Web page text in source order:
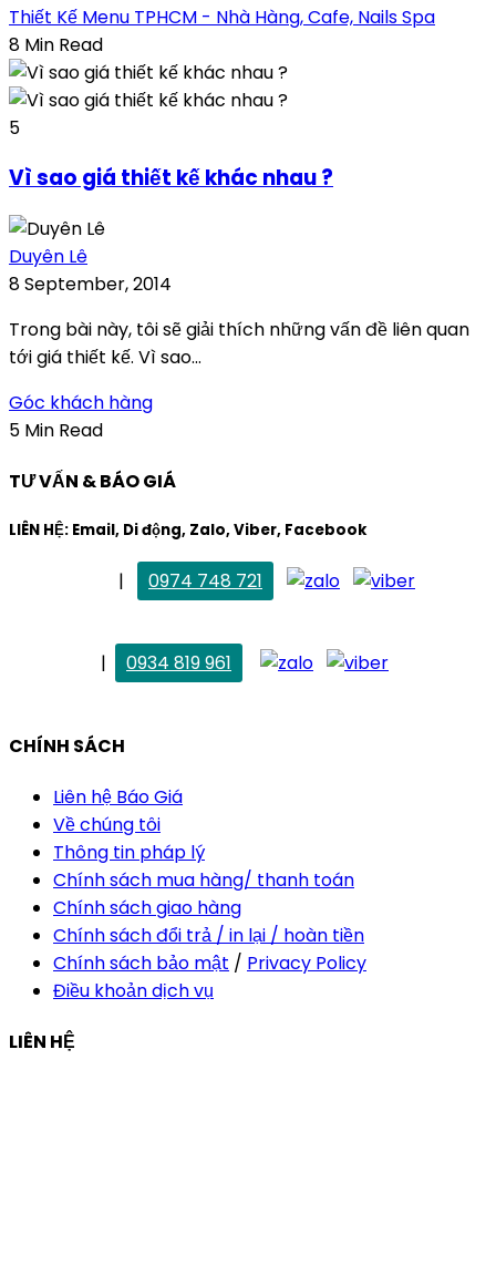
Thiết Kế Menu TPHCM - Nhà Hàng, Cafe, Nails Spa
8 Min Read
5
Vì sao giá thiết kế khác nhau ?
Duyên Lê
8 September, 2014
Trong bài này, tôi sẽ giải thích những vấn đề liên quan
tới giá thiết kế. Vì sao...
Góc khách hàng
5 Min Read
TƯ VẤN & BÁO GIÁ
LIÊN HỆ: Email, Di động, Zalo, Viber, Facebook
|
0974 748 721
|
0934 819 961
CHÍNH SÁCH
Liên hệ Báo Giá
Về chúng tôi
Thông tin pháp lý
Chính sách mua hàng/ thanh toán
Chính sách giao hàng
Chính sách đổi trả / in lại / hoàn tiền
Chính sách bảo mật / Privacy Policy
Điều khoản dịch vụ
LIÊN HỆ